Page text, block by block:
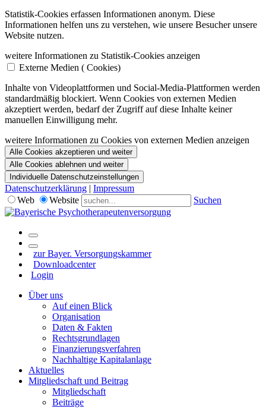
Statistik-Cookies erfassen Informationen anonym. Diese
Informationen helfen uns zu verstehen, wie unsere Besucher unsere
Website nutzen.
weitere Informationen zu Statistik-Cookies anzeigen
Externe Medien ( Cookies)
Inhalte von Videoplattformen und Social-Media-Plattformen werden
standardmäßig blockiert. Wenn Cookies von externen Medien
akzeptiert werden, bedarf der Zugriff auf diese Inhalte keiner
manuellen Einwilligung mehr.
weitere Informationen zu Cookies von externen Medien anzeigen
Alle Cookies akzeptieren und weiter
Alle Cookies ablehnen und weiter
Individuelle Datenschutzeinstellungen
Datenschutzerklärung | Impressum
Web
Website Suchen
zur Bayer. Versorgungskammer
Downloadcenter
Login
Über uns
Auf einen Blick
Organisation
Daten & Fakten
Rechtsgrundlagen
Finanzierungsverfahren
Nachhaltige Kapitalanlage
Aktuelles
Mitgliedschaft und Beitrag
Mitgliedschaft
Beiträge